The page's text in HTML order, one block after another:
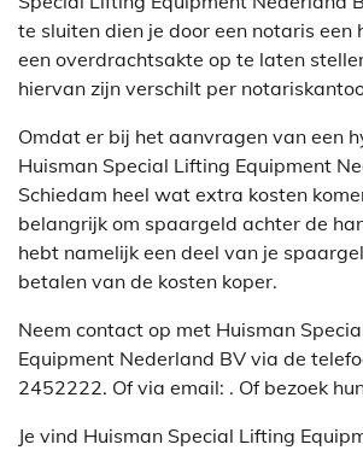
te sluiten dien je door een notaris een
een overdrachtsakte op te laten
hiervan zijn verschilt per
Omdat er bij het aanvragen van een
Huisman Special Lifting Equipment
Schiedam heel wat extra kosten
belangrijk om spaargeld achter de
hebt namelijk een deel van je
betalen van de kosten koper.
Neem contact op met Huisman
Equipment Nederland BV via de
2452222. Of via email: . Of bezoek
Je vind Huisman Special Lifting